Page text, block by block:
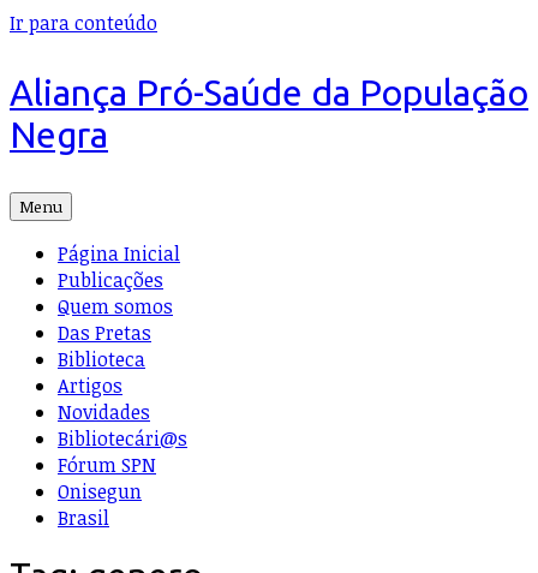
Ir para conteúdo
Aliança Pró-Saúde da População
Negra
Menu
Página Inicial
Publicações
Quem somos
Das Pretas
Biblioteca
Artigos
Novidades
Bibliotecári@s
Fórum SPN
Onisegun
Brasil